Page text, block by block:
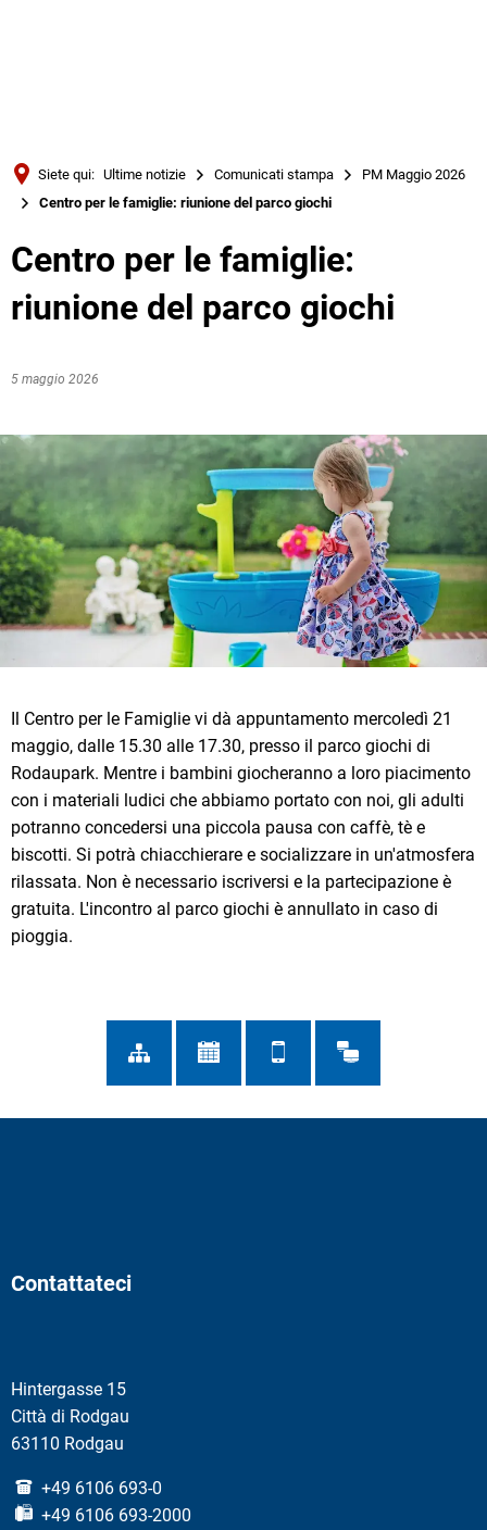
Русский
Deutsch
Siete qui: Ultime notizie Comunicati stampa
PM Maggio 2026
Centro per le famiglie: riunione del parco giochi
Centro per le famiglie:
riunione del parco giochi
5 maggio 2026
Il Centro per le Famiglie vi dà appuntamento mercoledì 21
maggio, dalle 15.30 alle 17.30, presso il parco giochi di
Rodaupark. Mentre i bambini giocheranno a loro piacimento
con i materiali ludici che abbiamo portato con noi, gli adulti
potranno concedersi una piccola pausa con caffè, tè e
biscotti. Si potrà chiacchierare e socializzare in un'atmosfera
rilassata. Non è necessario iscriversi e la partecipazione è
gratuita. L'incontro al parco giochi è annullato in caso di
pioggia.
Contattateci
Hintergasse 15
Città di Rodgau
63110 Rodgau
+49 6106 693-0
+49 6106 693-2000